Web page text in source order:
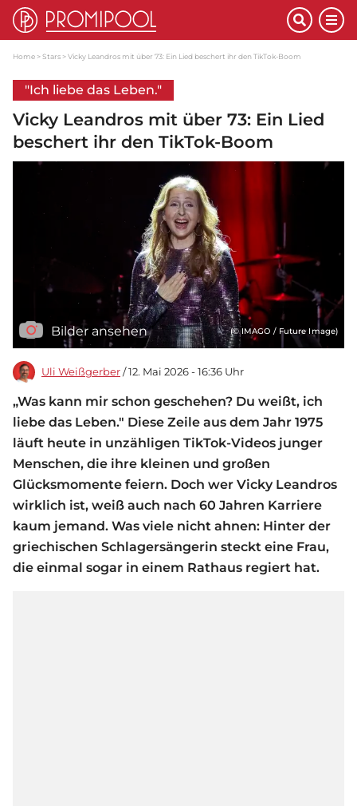
Home Stars Vicky Leandros mit über 73: Ein Lied beschert ihr den TikTok-Boom
"Ich liebe das Leben."
Vicky Leandros mit über 73: Ein Lied
beschert ihr den TikTok-Boom
Bilder ansehen (© IMAGO / Future Image)
Uli Weißgerber / 12. Mai 2026 - 16:36 Uhr
„Was kann mir schon geschehen? Du weißt, ich
liebe das Leben." Diese Zeile aus dem Jahr 1975
läuft heute in unzähligen TikTok-Videos junger
Menschen, die ihre kleinen und großen
Glücksmomente feiern. Doch wer Vicky Leandros
wirklich ist, weiß auch nach 60 Jahren Karriere
kaum jemand. Was viele nicht ahnen: Hinter der
griechischen Schlagersängerin steckt eine Frau,
die einmal sogar in einem Rathaus regiert hat.